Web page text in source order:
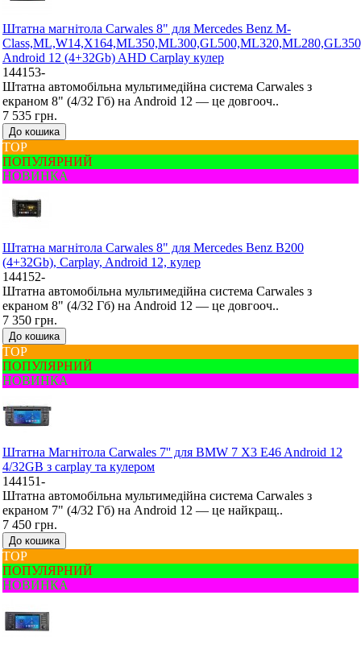
Штатна магнітола Carwales 8" для Mercedes Benz M-
Android 12 (4+32Gb) AHD Carplay кулер
144153-
Штатна автомобільна мультимедійна система Carwales з
екраном 8" (4/32 Гб) на Android 12 — це довгооч..
7 535 грн.
До кошика
ТОР
ПОПУЛЯРНИЙ
НОВИНКА
Штатна магнітола Carwales 8" для Mercedes Benz B200
(4+32Gb), Carplay, Android 12, кулер
144152-
Штатна автомобільна мультимедійна система Carwales з
екраном 8" (4/32 Гб) на Android 12 — це довгооч..
7 350 грн.
До кошика
ТОР
ПОПУЛЯРНИЙ
НОВИНКА
Штатна Mагнітола Carwales 7'' для BMW 7 X3 E46 Android 12
4/32GB з carplay та кулером
144151-
Штатна автомобільна мультимедійна система Carwales з
екраном 7" (4/32 Гб) на Android 12 — це найкращ..
7 450 грн.
До кошика
ТОР
ПОПУЛЯРНИЙ
НОВИНКА